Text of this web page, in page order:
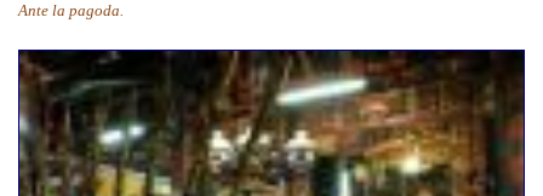
Ante la pagoda.